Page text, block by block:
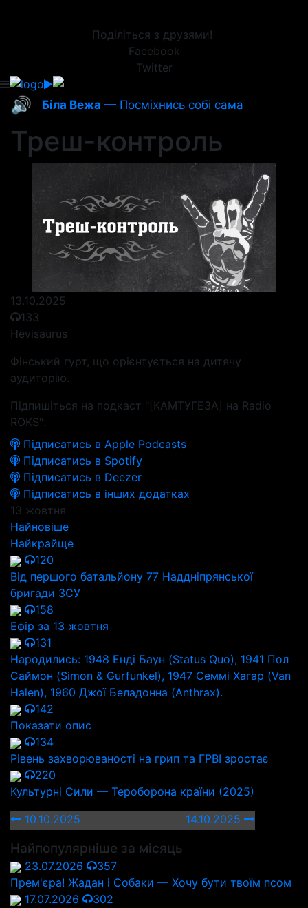
Поділіться з друзями!
Facebook
Twitter
🔊 Біла Вежа — Посміхнись собі сама
Треш-контроль
13.10.2025
133
Hevisaurus
Фінський гурт, що орієнтується на дитячу
аудиторію.
Підпишіться на подкаст "[КАМТУГЕЗА] на Radio
ROKS":
Підписатись в Apple Podcasts
Підписатись в Spotify
Підписатись в Deezer
Підписатись в інших додатках
13 жовтня
Найновіше
Найкрайще
120
Від першого батальйону 77 Наддніпрянської
бригади ЗСУ
158
Ефір за 13 жовтня
131
Народились: 1948 Енді Баун (Status Quo), 1941 Пол
Саймон (Simon & Gurfunkel), 1947 Семмі Хагар (Van
Halen), 1960 Джої Беладонна (Anthrax).
142
Показати опис
134
Рівень захворюваності на грип та ГРВІ зростає
220
Культурні Сили — Тероборона країни (2025)
10.10.2025
14.10.2025
Найпопулярніше за місяць
23.07.2026
357
Прем'єра! Жадан і Собаки — Хочу бути твоїм псом
17.07.2026
302